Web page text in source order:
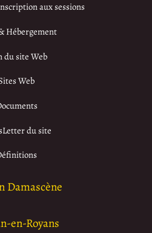
aux sessions
Hébergement
du site Web
Web
du site
Damascène
en-Royans